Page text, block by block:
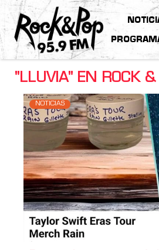
"LLUVIA" EN ROCK &
NOTICIAS